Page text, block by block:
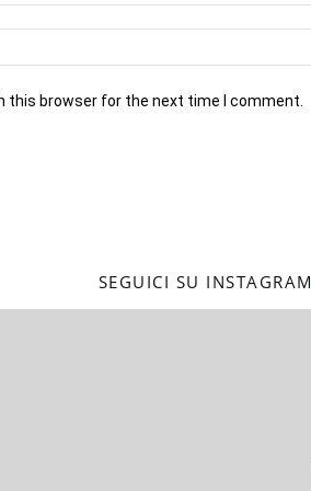
this browser for the next time I comment.
SEGUICI SU INSTAGRAM